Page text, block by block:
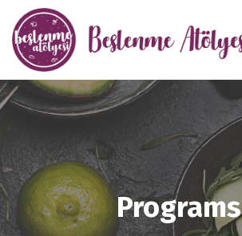
Programs